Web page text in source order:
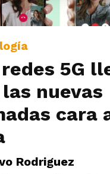
5G
nuevas
cara
Rodriguez